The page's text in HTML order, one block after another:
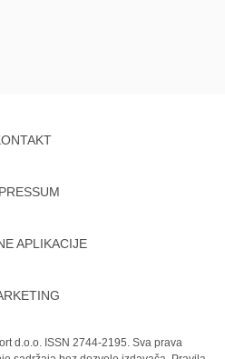
APLIKACIJE
d.o.o. ISSN 2744-2195. Sva prava